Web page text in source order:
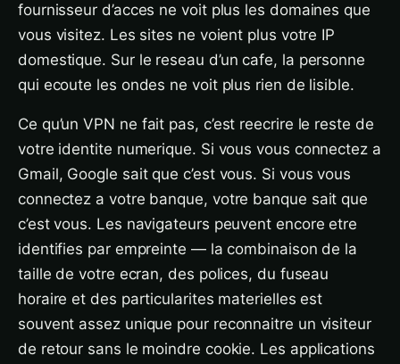
fournisseur d’acces ne voit plus les domaines que
vous visitez. Les sites ne voient plus votre IP
domestique. Sur le reseau d’un cafe, la personne
qui ecoute les ondes ne voit plus rien de lisible.
Ce qu’un VPN ne fait pas, c’est reecrire le reste de
votre identite numerique. Si vous vous connectez a
Gmail, Google sait que c’est vous. Si vous vous
connectez a votre banque, votre banque sait que
c’est vous. Les navigateurs peuvent encore etre
identifies par empreinte — la combinaison de la
taille de votre ecran, des polices, du fuseau
horaire et des particularites materielles est
souvent assez unique pour reconnaitre un visiteur
de retour sans le moindre cookie. Les applications